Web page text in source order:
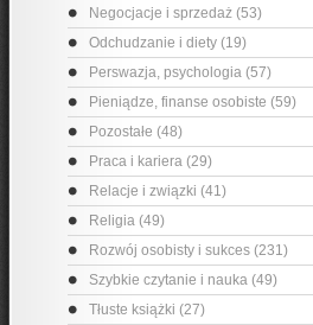
Negocjacje i sprzedaż (53)
Odchudzanie i diety (19)
Perswazja, psychologia (57)
Pieniądze, finanse osobiste (59)
Pozostałe (48)
Praca i kariera (29)
Relacje i związki (41)
Religia (49)
Rozwój osobisty i sukces (231)
Szybkie czytanie i nauka (49)
Tłuste książki (27)